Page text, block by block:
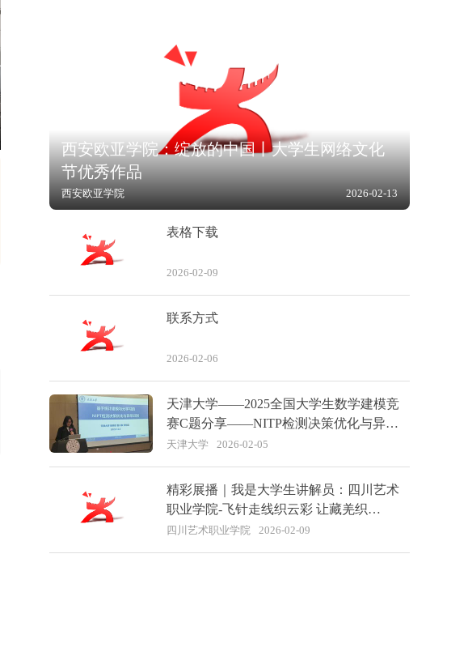
西安欧亚学院：绽放的中国丨大学生网络文化
节优秀作品
西安欧亚学院 2026-02-13
表格下载
2026-02-09
联系方式
2026-02-06
天津大学——2025全国大学生数学建模竞
赛C题分享——NITP检测决策优化与异常
识别
天津大学 2026-02-05
精彩展播｜我是大学生讲解员：四川艺术
职业学院-飞针走线织云彩 让藏羌织
绣“活”起来
四川艺术职业学院 2026-02-09